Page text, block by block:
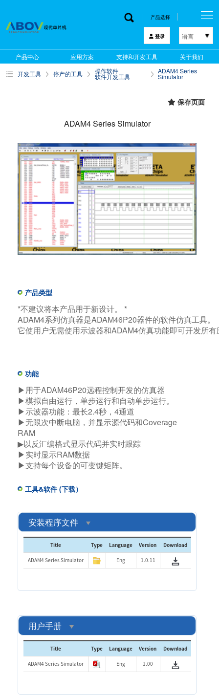
产品选择
登录 语言
한국어
English
中文
产品中心 应用方案 支持和开发工具 关于我们
开发工具 停产的工具 操作软件
软件开发工具
ADAM4 Series
Simulator
保存页面
ADAM4 Series Simulator
产品类型
*不建议将本产品用于新设计。 *
ADAM4系列仿真器是ADAM46P20器件的软件仿真工具。
它使用户无需使用示波器和ADAM4仿真功能即可开发所
功能
▶用于ADAM46P20远程控制开发的仿真器
▶模拟自由运行，单步运行和自动单步运行。
▶示波器功能：最长2.4秒，4通道
▶无限次中断电脑，并显示源代码和Coverage
RAM
▶以反汇编格式显示代码并实时跟踪
▶实时显示RAM数据
▶支持每个设备的可变键矩阵。
工具&软件 (下载）
安装程序文件
Title Type Language Version Download
ADAM4 Series Simulator Eng 1.0.11
用户手册
Title Type Language Version Download
ADAM4 Series Simulator Eng 1.00